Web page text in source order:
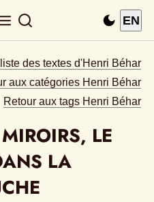
EN
des textes d'Henri Béhar
aux catégories Henri Béhar
Retour aux tags Henri Béhar
LE
LA